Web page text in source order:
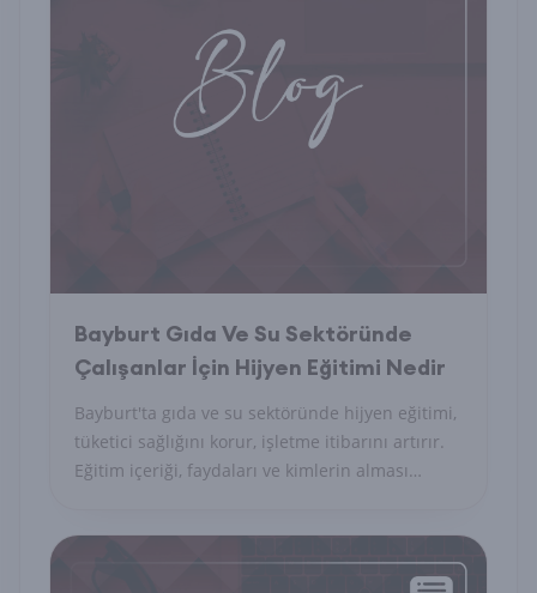
Bayburt Gıda Ve Su Sektöründe
Çalışanlar İçin Hijyen Eğitimi Nedir
Bayburt'ta gıda ve su sektöründe hijyen eğitimi,
tüketici sağlığını korur, işletme itibarını artırır.
Eğitim içeriği, faydaları ve kimlerin alması